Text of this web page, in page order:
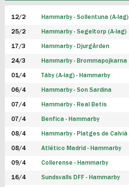
F19
FUTSAL HERR
FUTSAL DAM
12/2 Hammarby - Sollentuna (A-lag)
25/2 Hammarby - Segeltorp (A-lag)
17/3 Hammarby - Djurgården
24/3 Hammarby - Brommapojkarna
01/4 Täby (A-lag) - Hammarby
06/4 Hammarby - Son Sardina
07/4 Hammarby - Real Betis
07/4 Benfica - Hammarby
08/4 Hammarby - Platges de Calvià
08/4 Atlético Madrid - Hammarby
09/4 Collerense - Hammarby
16/4 Sundsvalls DFF - Hammarby